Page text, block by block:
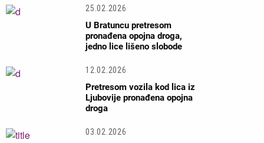
25.02.2026
U Bratuncu pretresom
pronađena opojna droga,
jedno lice lišeno slobode
12.02.2026
Pretresom vozila kod lica iz
Ljubovije pronađena opojna
droga
03.02.2026